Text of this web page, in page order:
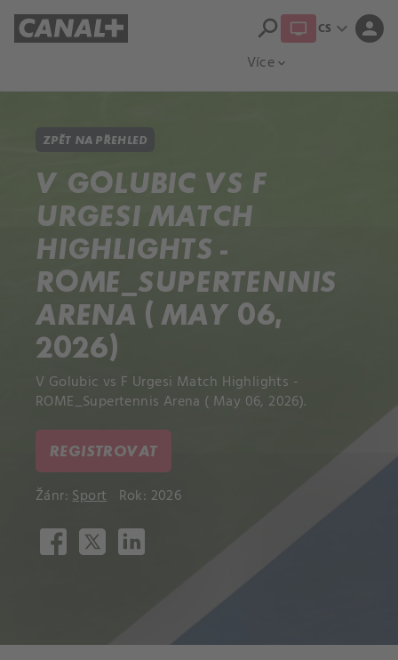
Více expand_more
search CS expand_more person
ZPĚT NA PŘEHLED
V GOLUBIC VS F
URGESI MATCH
HIGHLIGHTS -
ROME_SUPERTENNIS
ARENA ( MAY 06,
2026)
V Golubic vs F Urgesi Match Highlights -
ROME_Supertennis Arena ( May 06, 2026).
REGISTROVAT
Žánr:Sport Rok: 2026